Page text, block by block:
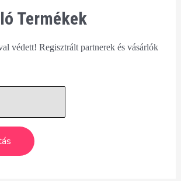
Termékek
védett! Regisztrált partnerek és vásárlók